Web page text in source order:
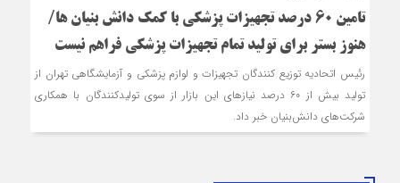
تامین 60 درصد تجهیزات پزشکی با کمک دانش بنیان ها/
هنوز بستر برای تولید تمام تجهیزات پزشکی فراهم نیست
رئیس اتحادیه توزیع کنندگان تجهیزات و لوازم پزشکی و آزمایشگاهی تهران از
تولید بیش از ۶۰ درصد نیاز‌های این بازار از سوی تولیدکنندگان با همکاری
شرکت‌های دانش‌بنیان خبر داد.